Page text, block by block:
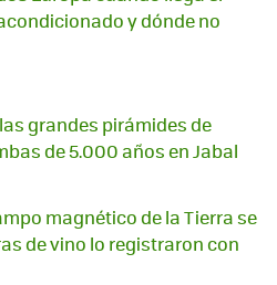
y dónde no
grandes pirámides de
de 5.000 años en Jabal
magnético de la Tierra se
de vino lo registraron con